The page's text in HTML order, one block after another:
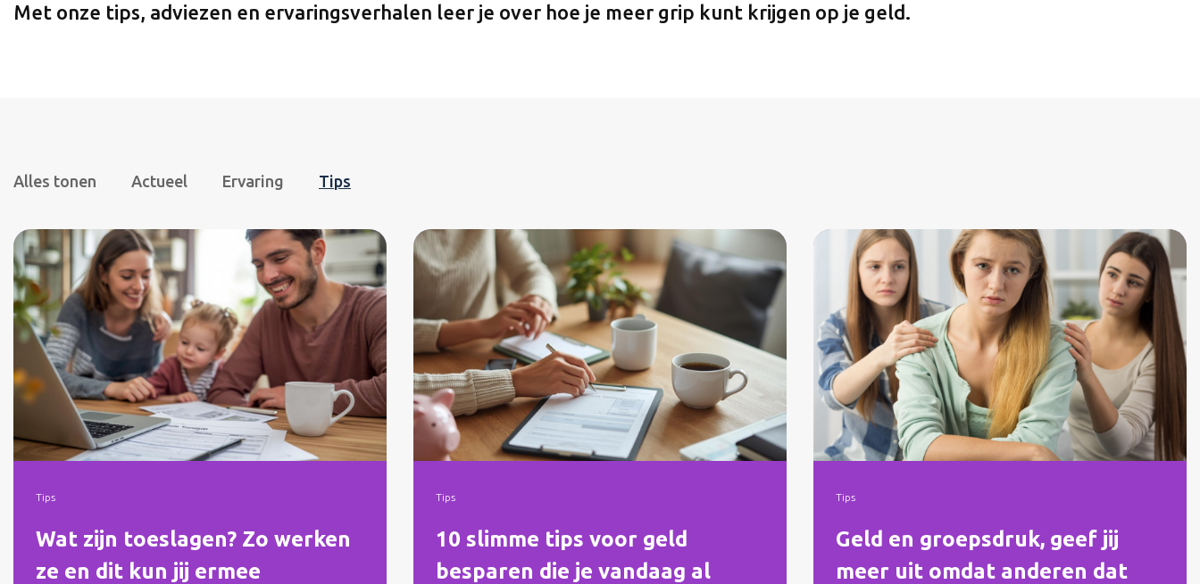
Met onze tips, adviezen en ervaringsverhalen leer je over hoe je meer grip kunt krijgen op je geld.
Alles tonen Actueel Ervaring Tips
Tips
Wat zijn toeslagen? Zo werken
ze en dit kun jij ermee
Tips
10 slimme tips voor geld
besparen die je vandaag al
Tips
Geld en groepsdruk, geef jij
meer uit omdat anderen dat